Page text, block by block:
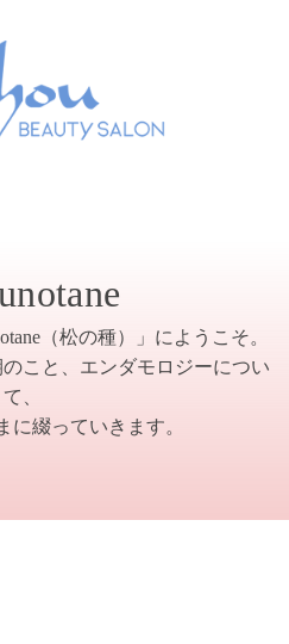
（松の種）」にようこそ。
こと、エンダモロジーについ
て、
に綴っていきます。